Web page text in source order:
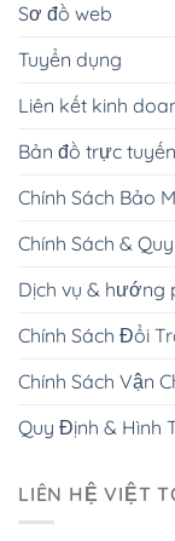
Sơ đồ web
Tuyển dụng
Liên kết kinh
Bản đồ trực
Chính Sách Bảo
Chính Sách &
Dịch vụ & hướng
Chính Sách Đổi
Chính Sách Vận
Quy Định & Hình
LIÊN HỆ VIỆT